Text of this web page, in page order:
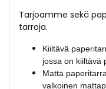
Tarjoamme sekä
tarroja.
Kiiltävä
jossa on kiiltävä
Matta
valkoinen